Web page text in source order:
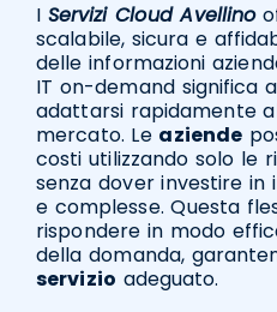
I Servizi Cloud Avellino
scalabile, sicura e
delle informazioni
IT on-demand significa
adattarsi rapidamente
mercato. Le aziende
costi utilizzando solo le
senza dover investire
e complesse. Questa
rispondere in modo
della domanda,
servizio adeguato.